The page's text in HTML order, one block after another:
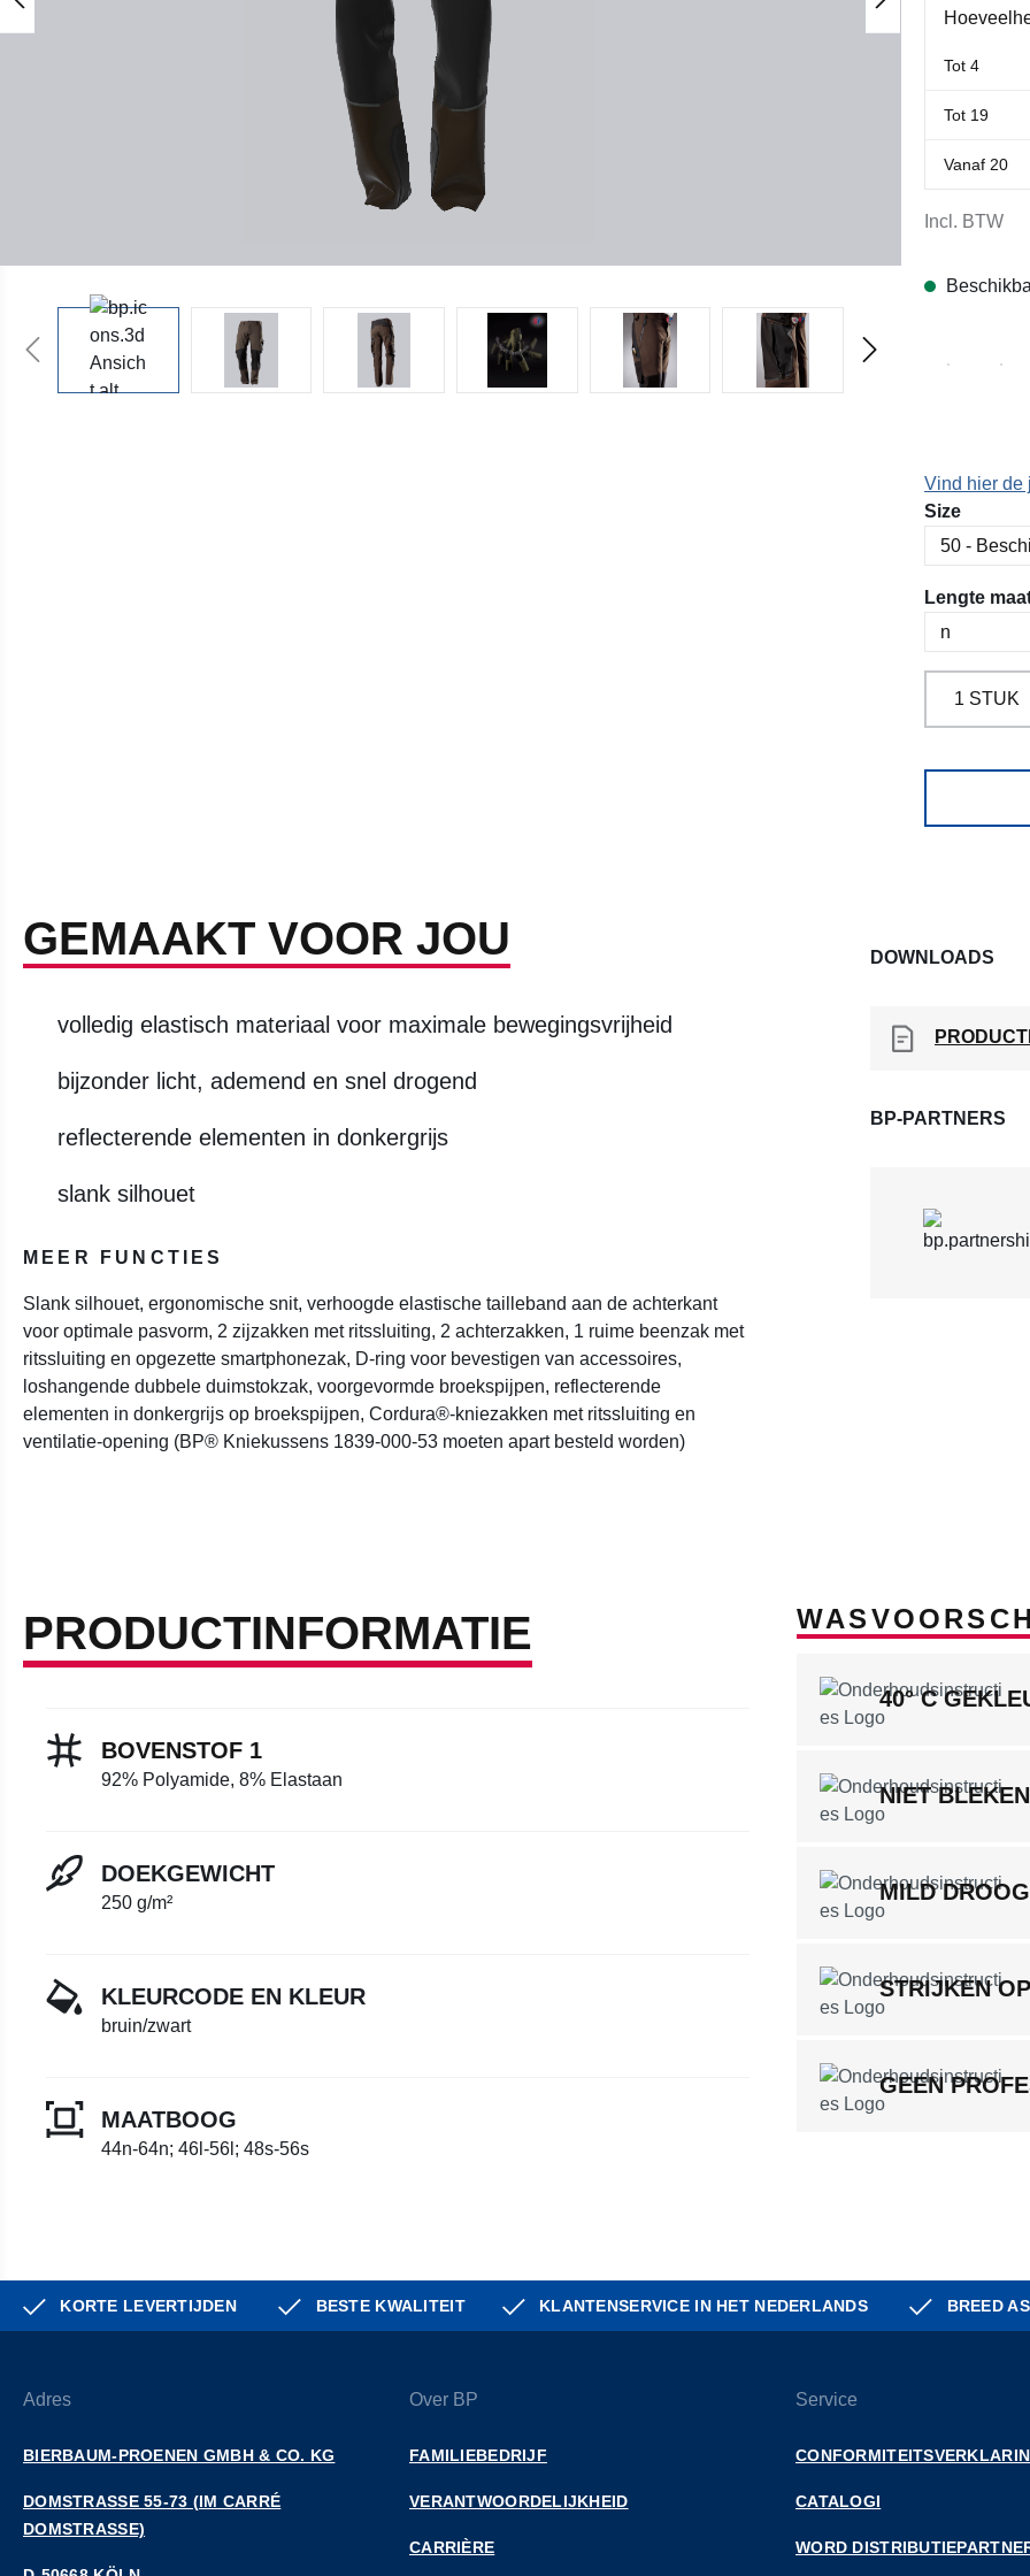
Tot 4
Tot 19
Vanaf 20
Incl. BTW
Vind hier de
Selecteer
Size
Selecteer
Lengte
GEMAAKT VOOR JOU
volledig elastisch materiaal voor maximale bewegingsvrijheid
bijzonder licht, ademend en snel drogend
reflecterende elementen in donkergrijs
slank silhouet
MEER FUNCTIES
Slank silhouet, ergonomische snit, verhoogde elastische tailleband aan de achterkant
voor optimale pasvorm, 2 zijzakken met ritssluiting, 2 achterzakken, 1 ruime beenzak met
ritssluiting en opgezette smartphonezak, D-ring voor bevestigen van accessoires,
loshangende dubbele duimstokzak, voorgevormde broekspijpen, reflecterende
elementen in donkergrijs op broekspijpen, Cordura®-kniezakken met ritssluiting en
ventilatie-opening (BP® Kniekussens 1839-000-53 moeten apart besteld worden)
DOWNLOADS
BP-PARTNERS
PRODUCTINFORMATIE
BOVENSTOF 1
92% Polyamide, 8% Elastaan
DOEKGEWICHT
250 g/m²
KLEURCODE EN KLEUR
bruin/zwart
MAATBOOG
44n-64n; 46l-56l; 48s-56s
40° C
NIET BLEKEN
MILD
STRIJKEN
GEEN
KORTE LEVERTIJDEN BESTE KWALITEIT KLANTENSERVICE IN HET NEDERLANDS BREED
Adres
BIERBAUM-PROENEN GMBH & CO. KG
DOMSTRASSE 55-73 (IM CARRÉ D
OMSTRASSE)
Over BP
FAMILIEBEDRIJF
VERANTWOORDELIJKHEID
CARRIÈRE
Service
CATALOGI
WORD